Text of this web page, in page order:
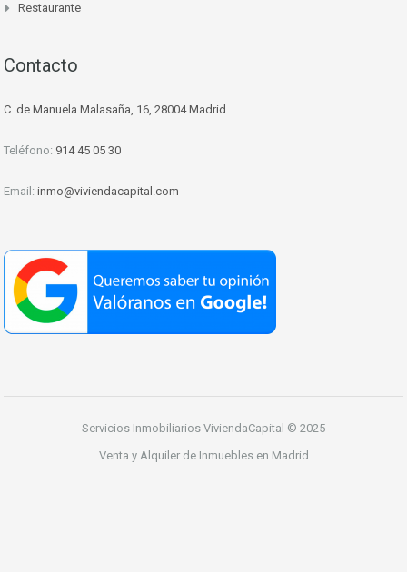
Restaurante
Contacto
C. de Manuela Malasaña, 16, 28004 Madrid
Teléfono: 914 45 05 30
Email: inmo@viviendacapital.com
Servicios Inmobiliarios ViviendaCapital © 2025
Venta y Alquiler de Inmuebles en Madrid